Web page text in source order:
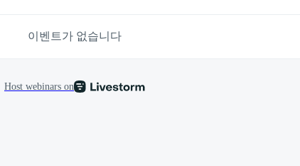
이벤트가 없습니다
Host webinars on